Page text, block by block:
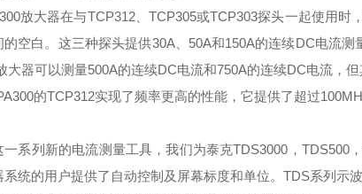
放大器在与TCP312、TCP305或TCP303探头一起使用
的空白。这三种探头提供30A、50A和150A的连续DC电流
大器可以测量500A的连续DC电流和750A的连续DC电流，
的TCP312实现了频率更高的性能，它提供了超过
一系列新的电流测量工具，我们为泰克TDS3000，TDS500
系统的用户提供了自动控制及屏幕标度和单位。TDS系列示